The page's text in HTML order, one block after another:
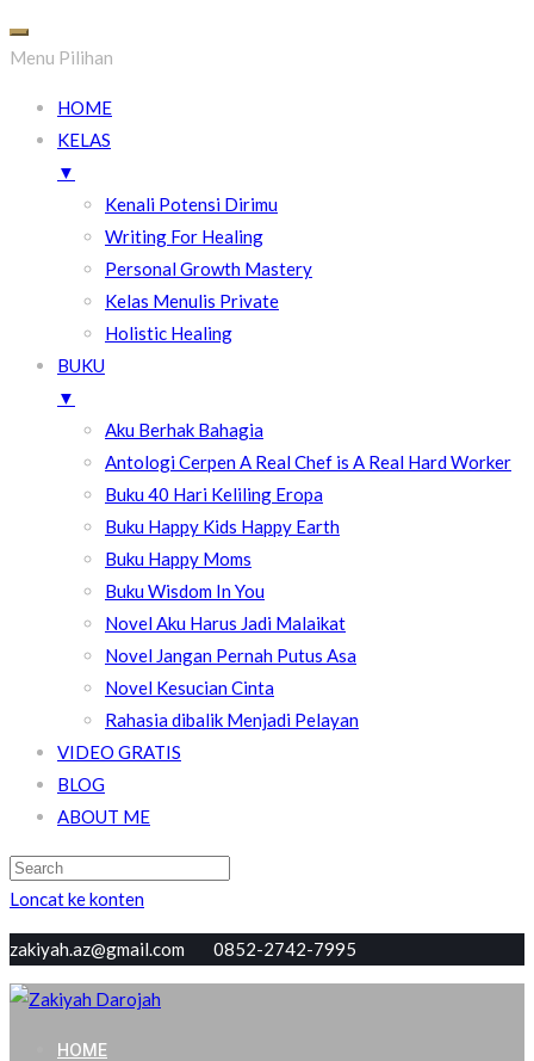
Menu Pilihan
HOME
KELAS
▼
Kenali Potensi Dirimu
Writing For Healing
Personal Growth Mastery
Kelas Menulis Private
Holistic Healing
BUKU
▼
Aku Berhak Bahagia
Antologi Cerpen A Real Chef is A Real Hard Worker
Buku 40 Hari Keliling Eropa
Buku Happy Kids Happy Earth
Buku Happy Moms
Buku Wisdom In You
Novel Aku Harus Jadi Malaikat
Novel Jangan Pernah Putus Asa
Novel Kesucian Cinta
Rahasia dibalik Menjadi Pelayan
VIDEO GRATIS
BLOG
ABOUT ME
Loncat ke konten
zakiyah.az@gmail.com 0852-2742-7995
Zakiyah Darojah
Love, Joy, Peace & Blessed
HOME